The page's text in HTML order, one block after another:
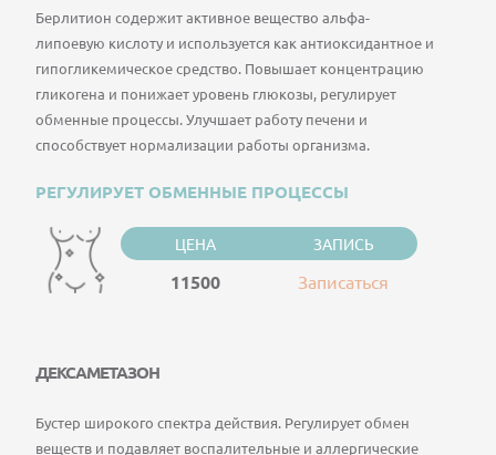
Берлитион содержит активное вещество альфа-
липоевую кислоту и используется как антиоксидантное и
гипогликемическое средство. Повышает концентрацию
гликогена и понижает уровень глюкозы, регулирует
обменные процессы. Улучшает работу печени и
способствует нормализации работы организма.
РЕГУЛИРУЕТ ОБМЕННЫЕ ПРОЦЕССЫ
ЦЕНА ЗАПИСЬ
11500 Записаться
ДЕКСАМЕТАЗОН
Бустер широкого спектра действия. Регулирует обмен
веществ и подавляет воспалительные и аллергические